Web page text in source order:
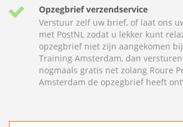
Opzegbrief verzendservice
Verstuur zelf uw brief, of laat ons
met PostNL zodat u lekker kunt
opzegbrief niet zijn aangekomen
Training Amsterdam, dan
nogmaals gratis net zolang Roure
Amsterdam de opzegbrief heeft